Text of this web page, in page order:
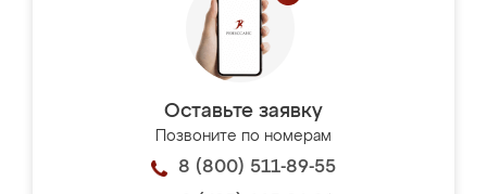
Оставьте заявку
Позвоните по номерам
8 (800) 511-89-55